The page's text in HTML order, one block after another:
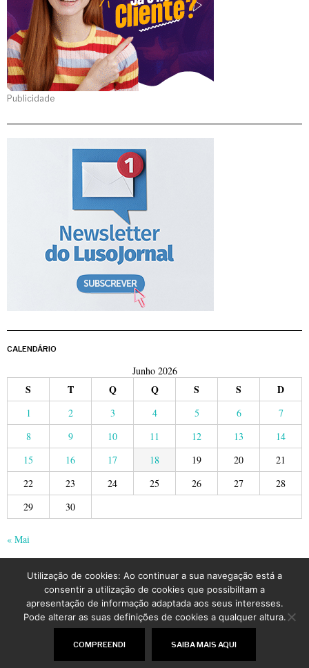
Publicidade
CALENDÁRIO
Junho 2026
S T Q Q S S D
1 2 3 4 5 6
7
8
9 10 11 12 13
14
15
16 17 18 19 20
21
22
23 24 25 26 27
28
29
30
« Mai
©2026LusoJornal | Todos os direitos reservados
Utilização de cookies: Ao continuar a sua navegação está a
consentir a utilização de cookies que possibilitam a
apresentação de informação adaptada aos seus interesses.
Pode alterar as suas definições de cookies a qualquer altura.
COMPREENDI SAIBA MAIS AQUI